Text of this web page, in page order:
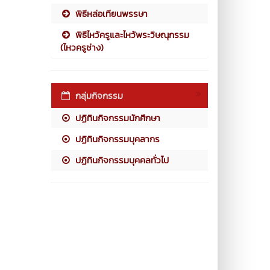
พิธีหล่อเทียนพรรษา
พิธีไหว้ครูและไหว้พระวิษณุกรรม
(ไหวครูช่าง)
กลุ่มกิจกรรม
ปฏิทินกิจกรรมนักศึกษา
ปฏิทินกิจกรรมบุคลากร
ปฏิทินกิจกรรมบุคคลทั่วไป